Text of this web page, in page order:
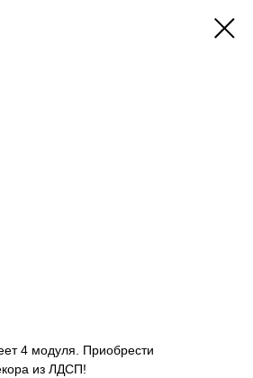
4 модуля. Приобрести
из ЛДСП!